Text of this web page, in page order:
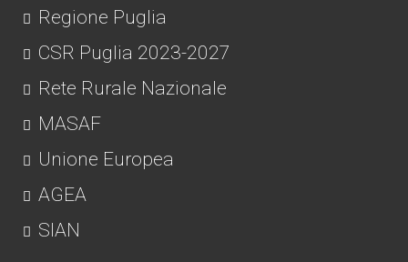
Regione Puglia
CSR Puglia 2023-2027
Rete Rurale Nazionale
MASAF
Unione Europea
AGEA
SIAN